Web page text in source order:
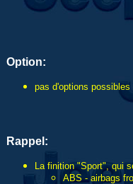
Option:
pas d'options possibles
Rappel:
La finition "Sport", qui
ABS - airbags